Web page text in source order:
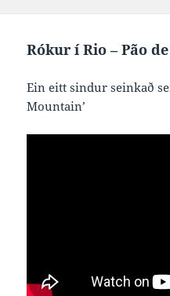
Rókur í Rio – Pão
Ein eitt sindur seinkað
Mountain’